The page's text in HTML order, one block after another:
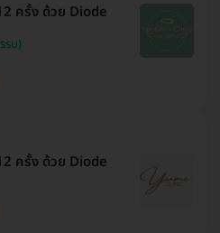
ครั้ง ด้วย Diode
รม)
ครั้ง ด้วย Diode